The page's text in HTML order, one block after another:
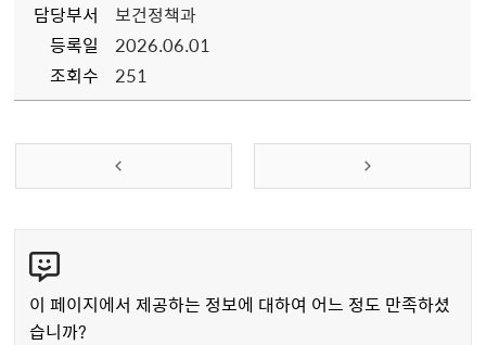
담당부서
보건정책과
등록일
2026.06.01
조회수
251
텐
츠
만
이 페이지에서 제공하는 정보에 대하여 어느 정도 만족하셨
습니까?